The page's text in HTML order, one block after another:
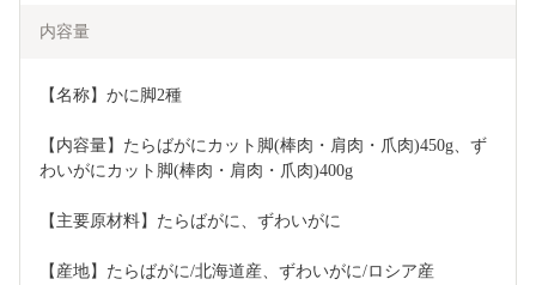
内容量
【名称】かに脚2種
【内容量】たらばがにカット脚(棒肉・肩肉・爪肉)450g、ず
わいがにカット脚(棒肉・肩肉・爪肉)400g
【主要原材料】たらばがに、ずわいがに
【産地】たらばがに/北海道産、ずわいがに/ロシア産